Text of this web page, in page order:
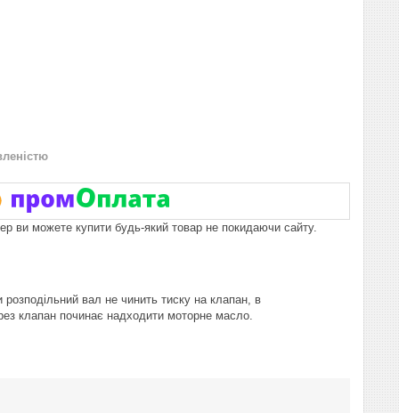
ви можете купити будь-який товар не покидаючи сайту.
вал не чинить тиску на клапан, в
клапан починає надходити моторне масло.